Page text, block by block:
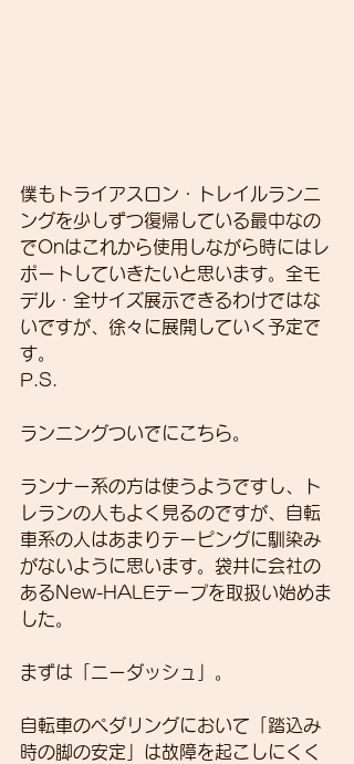
僕もトライアスロン・トレイルランニ
ングを少しずつ復帰している最中なの
でOnはこれから使用しながら時にはレ
ポートしていきたいと思います。全モ
デル・全サイズ展示できるわけではな
いですが、徐々に展開していく予定で
す。
P.S.
ランニングついでにこちら。
ランナー系の方は使うようですし、ト
レランの人もよく見るのですが、自転
車系の人はあまりテーピングに馴染み
がないように思います。袋井に会社の
あるNew-HALEテープを取扱い始めま
した。
まずは「ニーダッシュ」。
自転車のペダリングにおいて「踏込み
時の脚の安定」は故障を起こしにくく